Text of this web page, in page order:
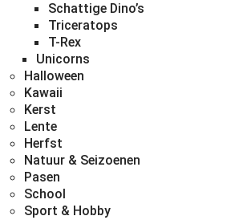
Schattige Dino’s
Triceratops
T-Rex
Unicorns
Halloween
Kawaii
Kerst
Lente
Herfst
Natuur & Seizoenen
Pasen
School
Sport & Hobby